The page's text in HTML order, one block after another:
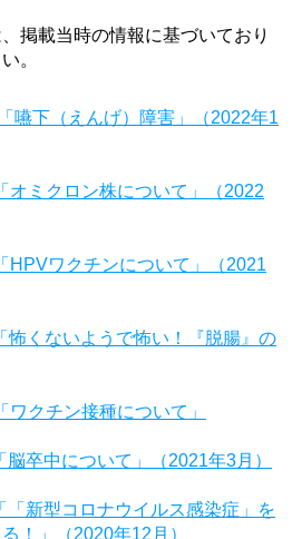
掲載当時の情報に基づいており
。
下（えんげ）障害」（2022年1
ミクロン株について」（2022
ワクチンについて」（2021
くないようで怖い！『脱腸』の
クチン接種について」
卒中について」（2021年3月）
新型コロナウイルス感染症」を
！」（2020年12月）